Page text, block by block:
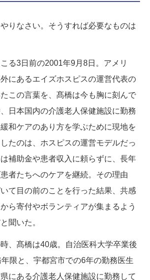
やりなさい。そうすれば必要なものは
る3日前の2001年9月8日。アメリ
にあるエイズホスピスの運営代表の
この言葉を、髙橋は今も胸に刻んで
日本国内の介護老人保健施設に勤務
和ケアのあり方を学ぶために現地を
たのは、ホスピスの運営モデルだっ
補助金や患者収入に頼らずに、長年
者たちへのケアを継続。その理由
て目の前のことを行った結果、共感
ら寄付やボランティアが集まるよう
聞いた。
、髙橋は40歳。自治医科大学卒業後
限と、宇都宮市での6年の勤務医生
にある介護老人保健施設に勤務して